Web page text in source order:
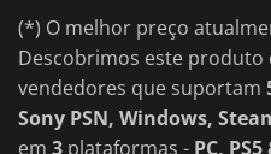
(*) O melhor preço
Descobrimos este produto
vendedores que suportam
Sony PSN, Windows,
em 3 plataformas - PC,